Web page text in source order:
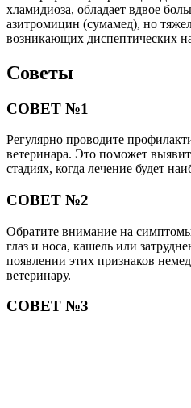
хламидиоза, обладает вдвое
азитромицин (сумамед), но
возникающих диспептических
Советы
СОВЕТ №1
Регулярно проводите
ветеринара. Это поможет
стадиях, когда лечение будет
СОВЕТ №2
Обратите внимание на
глаз и носа, кашель или
появлении этих признаков
ветеринару.
СОВЕТ №3